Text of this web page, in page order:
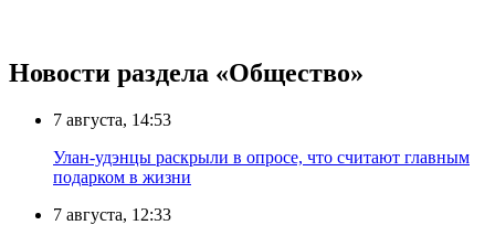
Новости раздела «Общество»
7 августа, 14:53
Улан-удэнцы раскрыли в опросе, что считают главным
подарком в жизни
7 августа, 12:33